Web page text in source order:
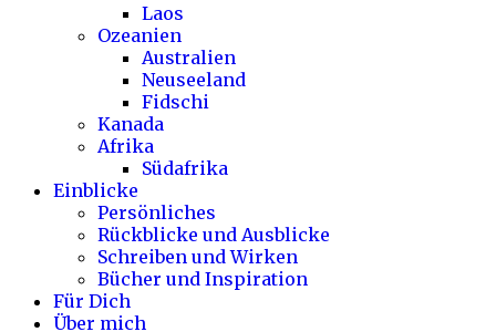
Laos
Ozeanien
Australien
Neuseeland
Fidschi
Kanada
Afrika
Südafrika
Einblicke
Persönliches
Rückblicke und Ausblicke
Schreiben und Wirken
Bücher und Inspiration
Für Dich
Über mich